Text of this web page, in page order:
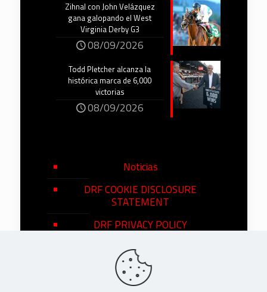
Zihnal con John Velázquez
gana galopando el West
Virginia Derby G3
08/09/2026
Todd Pletcher alcanza la
histórica marca de 6,000
victorias
08/09/2026
Noticias
DRF COOKIE DISCLOSURE
STATEMENT
DRF PRIVACY POLICY